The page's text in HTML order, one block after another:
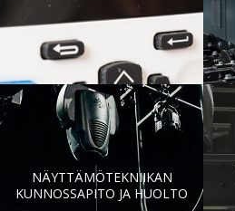
NÄYTTÄMÖTEKNIIKAN
KUNNOSSAPITO JA HUOLTO